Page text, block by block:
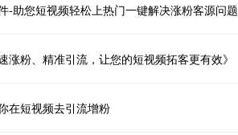
-助您短视频轻松上热门一键解决涨粉客源问题
涨粉、精准引流，让您的短视频拓客更有效》
在短视频去引流增粉